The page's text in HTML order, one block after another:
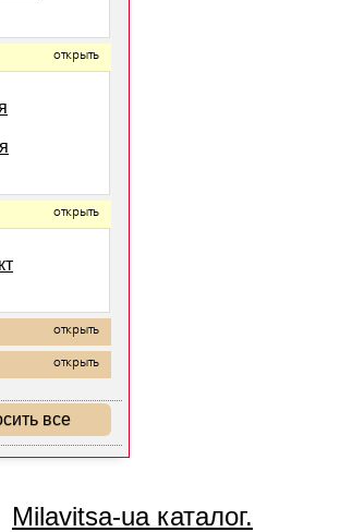
открыть
открыть
открыть
открыть
все
Milavitsa-ua каталог.